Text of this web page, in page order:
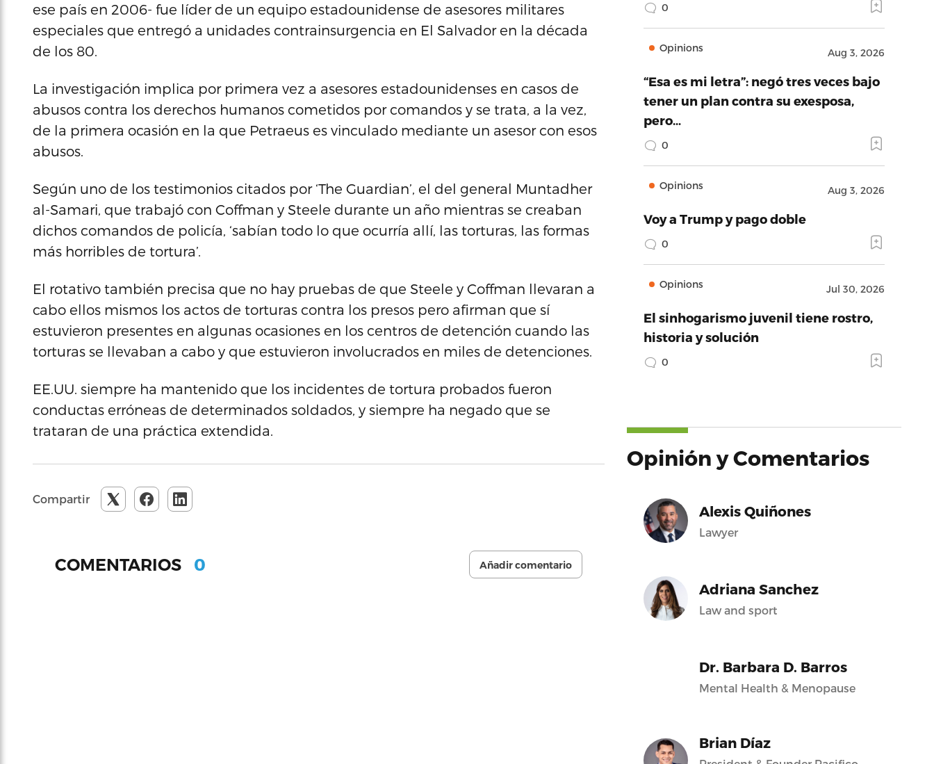
ese país en 2006- fue líder de un equipo estadounidense de asesores militares
especiales que entregó a unidades contrainsurgencia en El Salvador en la década
de los 80.
La investigación implica por primera vez a asesores estadounidenses en casos de
abusos contra los derechos humanos cometidos por comandos y se trata, a la vez,
de la primera ocasión en la que Petraeus es vinculado mediante un asesor con esos
abusos.
Según uno de los testimonios citados por ‘The Guardian’, el del general Muntadher
al-Samari, que trabajó con Coffman y Steele durante un año mientras se creaban
dichos comandos de policía, ‘sabían todo lo que ocurría allí, las torturas, las formas
más horribles de tortura’.
El rotativo también precisa que no hay pruebas de que Steele y Coffman llevaran a
cabo ellos mismos los actos de torturas contra los presos pero afirman que sí
estuvieron presentes en algunas ocasiones en los centros de detención cuando las
torturas se llevaban a cabo y que estuvieron involucrados en miles de detenciones.
EE.UU. siempre ha mantenido que los incidentes de tortura probados fueron
conductas erróneas de determinados soldados, y siempre ha negado que se
trataran de una práctica extendida.
Compartir
COMENTARIOS 0 Añadir comentario
0
Opinions Aug 3, 2026
“Esa es mi letra”: negó tres veces bajo
tener un plan contra su exesposa,
pero…
0
Opinions Aug 3, 2026
Voy a Trump y pago doble
0
Opinions Jul 30, 2026
El sinhogarismo juvenil tiene rostro,
historia y solución
0
Opinión y Comentarios
Alexis Quiñones
Lawyer
Adriana Sanchez
Law and sport
Dr. Barbara D. Barros
Mental Health & Menopause
Brian Díaz